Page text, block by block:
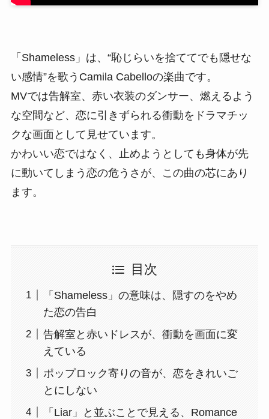
「Shameless」は、“恥じらいを捨ててでも隠せな
い感情”を歌うCamila Cabelloの楽曲です。
MVでは告解室、赤い衣装のダンサー、燃えるよう
な空間など、恋に引きずられる衝動をドラマチッ
クな画面として見せています。
かわいい恋ではなく、止めようとしても身体が先
に動いてしまう恋の危うさが、この曲の芯にあり
ます。
目次
「Shameless」の意味は、隠すのをやめ
た恋の告白
告解室と赤いドレスが、衝動を画面に変
えている
ポップロック寄りの音が、恋をきれいご
とにしない
「Liar」と並ぶことで見える、Romance